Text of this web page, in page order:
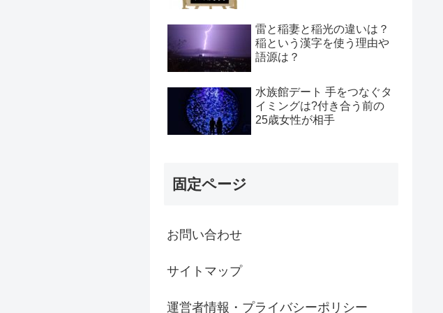
雷と稲妻と稲光の違いは？
稲という漢字を使う理由や
語源は？
水族館デート 手をつなぐタ
イミングは?付き合う前の
25歳女性が相手
固定ページ
お問い合わせ
サイトマップ
運営者情報・プライバシーポリシー